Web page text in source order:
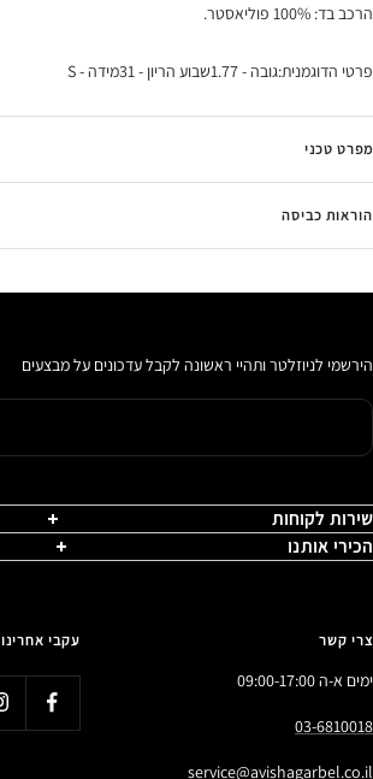
הרכב בד: 100% פוליאסטר.
פרטי הדוגמנית:גובה - 1.77שבוע הריון - 31מידה - S
מפרט טכני
הוראות כביסה
הירשמי לניוזלטר ותהיי ראשונה לקבל עדכונים על מבצעים
שירות לקוחות
הכירי אותנו
צרי קשר
ימים א-ה 09:00-17:00
03-6810018
service@avishagarbel.co.il
עקבי אחרינו